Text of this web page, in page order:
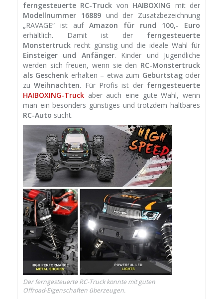
ferngesteuerte RC-Truck von HAIBOXING mit der
Modellnummer 16889und der Zusatzbezeichnung
„RAVAGE“ ist auf Amazon für rund 100,- Euro
erhältlich. Damit ist der ferngesteuerte
Monstertruck recht günstig und die ideale Wahl für
Einsteiger und Anfänger. Kinder und Jugendliche
werden sich freuen, wenn sie den RC-Monstertruck
als Geschenk erhalten – etwa zum Geburtstagoder
zuWeihnachten. Für Profis ist der ferngesteuerte
HAIBOXING-Truck aber auch eine gute Wahl, wenn
man ein besonders günstiges und trotzdem haltbares
RC-Auto sucht.
Der ferngesteuerte RC-Truck konnte mit guten
Offroad-Eigenschaften überzeugen.